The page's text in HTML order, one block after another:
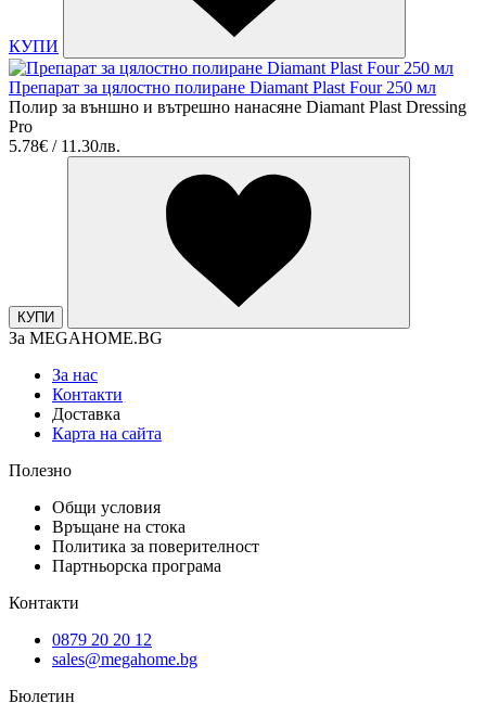
КУПИ
Препарат за цялостно полиране Diamant Plast Four 250 мл
Полир за външно и вътрешно нанасяне Diamant Plast Dressing
Pro
5.78€ / 11.30лв.
КУПИ
За MEGAHOME.BG
За нас
Контакти
Доставка
Карта на сайта
Полезно
Общи условия
Връщане на стока
Политика за поверителност
Партньорска програма
Контакти
0879 20 20 12
sales@megahome.bg
Бюлетин